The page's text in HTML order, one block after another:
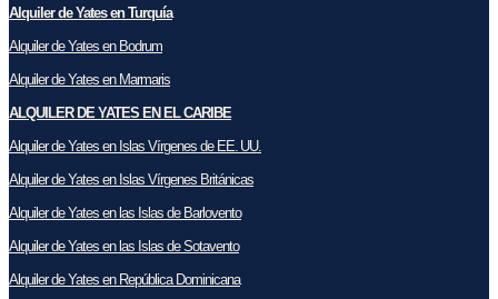
Alquiler de Yates en Turquía
Alquiler de Yates en Bodrum
Alquiler de Yates en Marmaris
ALQUILER DE YATES EN EL CARIBE
Alquiler de Yates en Islas Vírgenes de EE. UU.
Alquiler de Yates en Islas Vírgenes Británicas
Alquiler de Yates en las Islas de Barlovento
Alquiler de Yates en las Islas de Sotavento
Alquiler de Yates en República Dominicana